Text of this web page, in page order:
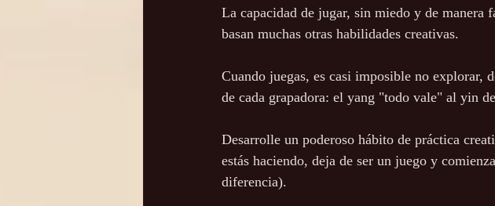
La capacidad de jugar, sin miedo y de manera
basan muchas otras habilidades creativas.
Cuando juegas, es casi imposible no explorar,
de cada grapadora: el yang "todo vale" al yin
Desarrolle un poderoso hábito de práctica
estás haciendo, deja de ser un juego y
diferencia).